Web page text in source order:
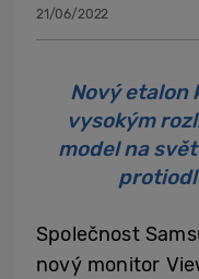
21/06/2022
Nový etalon
vysokým
model na
Společnost
nový monitor